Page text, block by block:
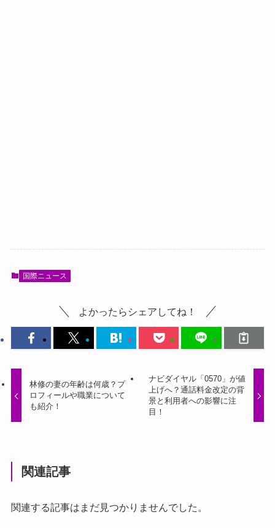
国際ニュース
よかったらシェアしてね！
林修の妻の年齢は何歳？プ
ロフィールや職業について
も紹介！
ナビダイヤル「0570」が値
上げへ？通話料金改定の背
景と利用者への影響に注
目！
関連記事
関連する記事はまだ見つかりませんでした。